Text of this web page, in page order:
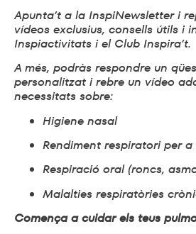
Apunta’t a la InspiNewsletteri
vídeos exclusius, consells útils i
Inspiactivitats i el Club Inspira’t.
A més, podràs respondre un
personalitzat i rebre un vídeo
necessitats sobre:
Higiene nasal
Rendiment respiratori per
Respiració oral (roncs,
Malalties respiratòries
Comença a cuidar els teus